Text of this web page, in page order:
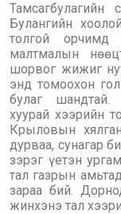
Булангийн
толгой
малтмалын
шорвог жижиг
энд томоохон
булаг
хуурай хээрийн
Крыловын
дурваа, сунагар
зэрэг үетэн
тал газрын
зараа бий.
жинхэнэ тал